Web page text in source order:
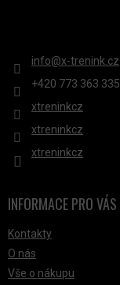
info@x-trenink.cz
+420 ‭773 363 335
xtreninkcz
xtreninkcz
xtreninkcz
INFORMACE PRO VÁS
Kontakty
O nás
Vše o nákupu